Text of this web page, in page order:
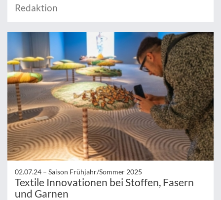
Redaktion
02.07.24 – Saison Frühjahr/Sommer 2025
Textile Innovationen bei Stoffen, Fasern
und Garnen